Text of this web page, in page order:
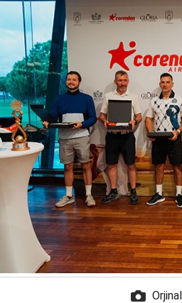
İtalya, İspanyol’lara pasaport